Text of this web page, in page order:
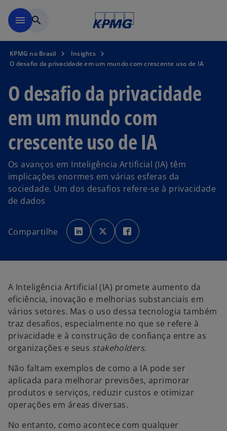
menu search
KPMG no Brasil
Insights
O desafio da privacidade em um mundo com crescente uso de IA
O desafio da privacidade
em um mundo com
crescente uso de IA
Os avanços em Inteligência Artificial (IA) têm
implicações enormes em várias esferas da
sociedade. Um dos desafios refere-se à privacidade
de dados
Compartilhe
a
b
r
e
v
g
i
a
b
r
e
v
a
g
u
i
b
r
v
g
i
A Inteligência Artificial (IA) promete aumento da
eficiência, inovação e melhorias substanciais em
vários setores. Mas o uso dessa tecnologia também
traz desafios, especialmente no que se refere à
privacidade e à construção de confiança entre as
organizações e seus stakeholders.
Não faltam exemplos de como a IA pode ser
aplicada para melhorar previsões, aprimorar
produtos e serviços, reduzir custos e otimizar
operações em áreas diversas.
No entanto, como acontece com qualquer